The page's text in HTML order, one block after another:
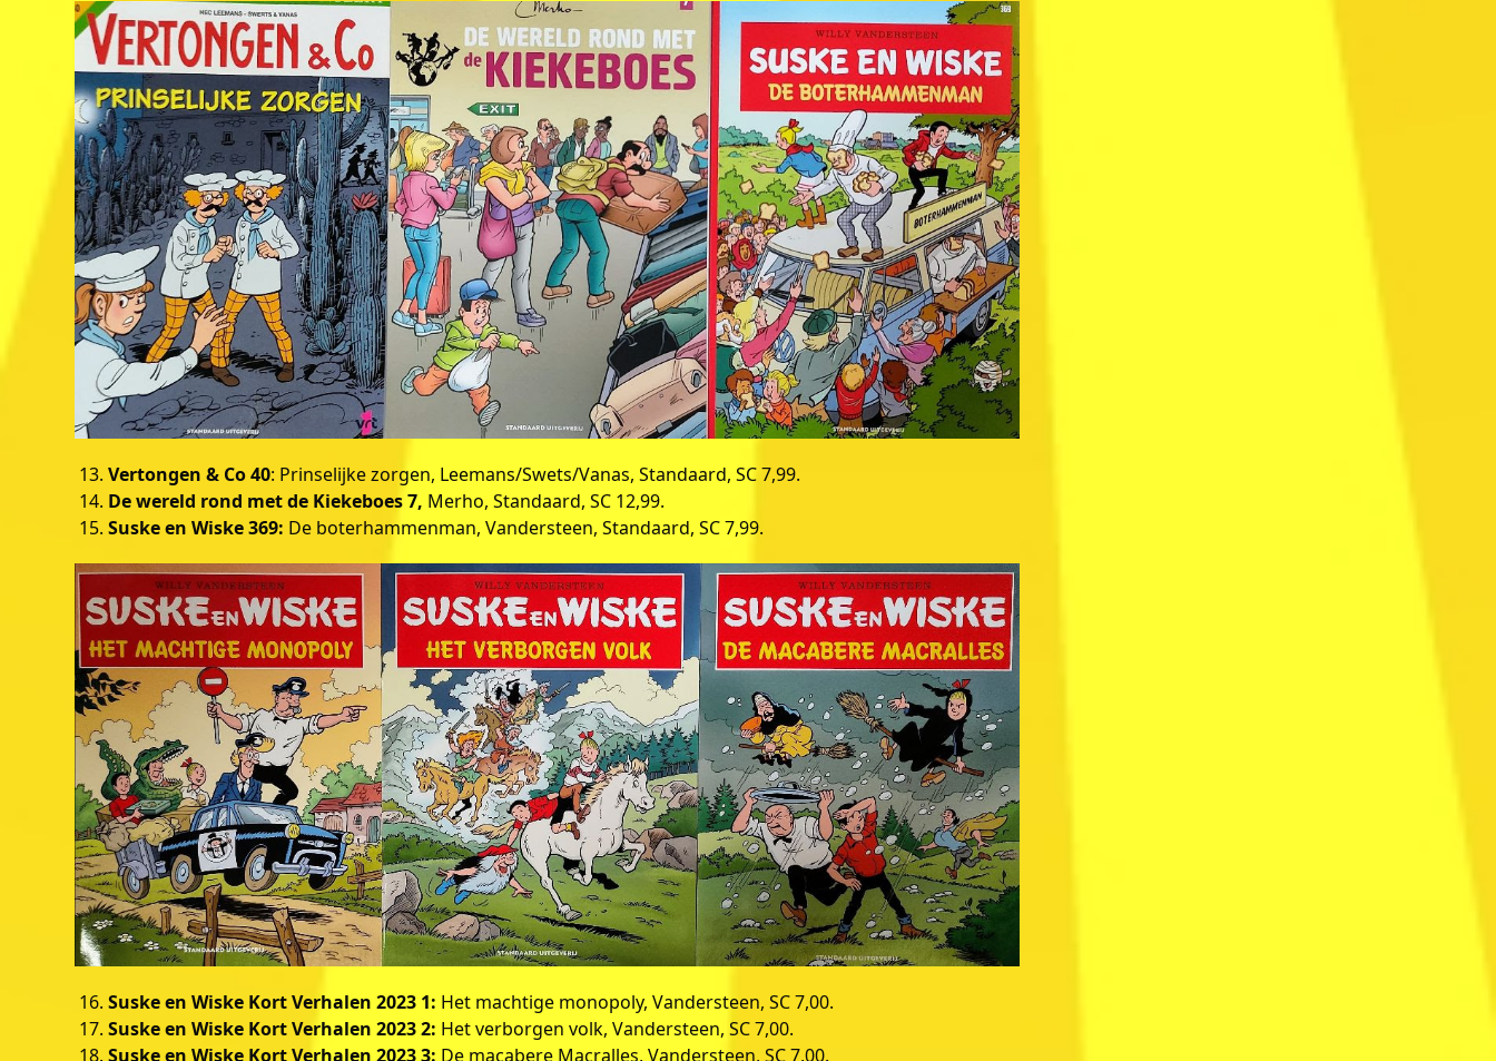
Vertongen & Co 40: Prinselijke zorgen, Leemans/Swets/Vanas, Standaard, SC 7,99.
De wereld rond met de Kiekeboes 7, Merho, Standaard, SC 12,99.
Suske en Wiske 369: De boterhammenman, Vandersteen, Standaard, SC 7,99.
Suske en Wiske Kort Verhalen 2023 1: Het machtige monopoly, Vandersteen, SC 7,00.
Suske en Wiske Kort Verhalen 2023 2: Het verborgen volk, Vandersteen, SC 7,00.
Suske en Wiske Kort Verhalen 2023 3: De macabere Macralles, Vandersteen, SC 7,00.